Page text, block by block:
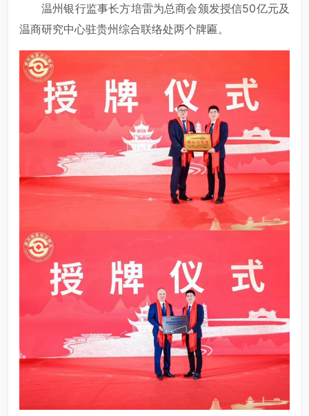
温州银行监事长方培雷为总商会颁发授信50亿元及
温商研究中心驻贵州综合联络处两个牌匾。